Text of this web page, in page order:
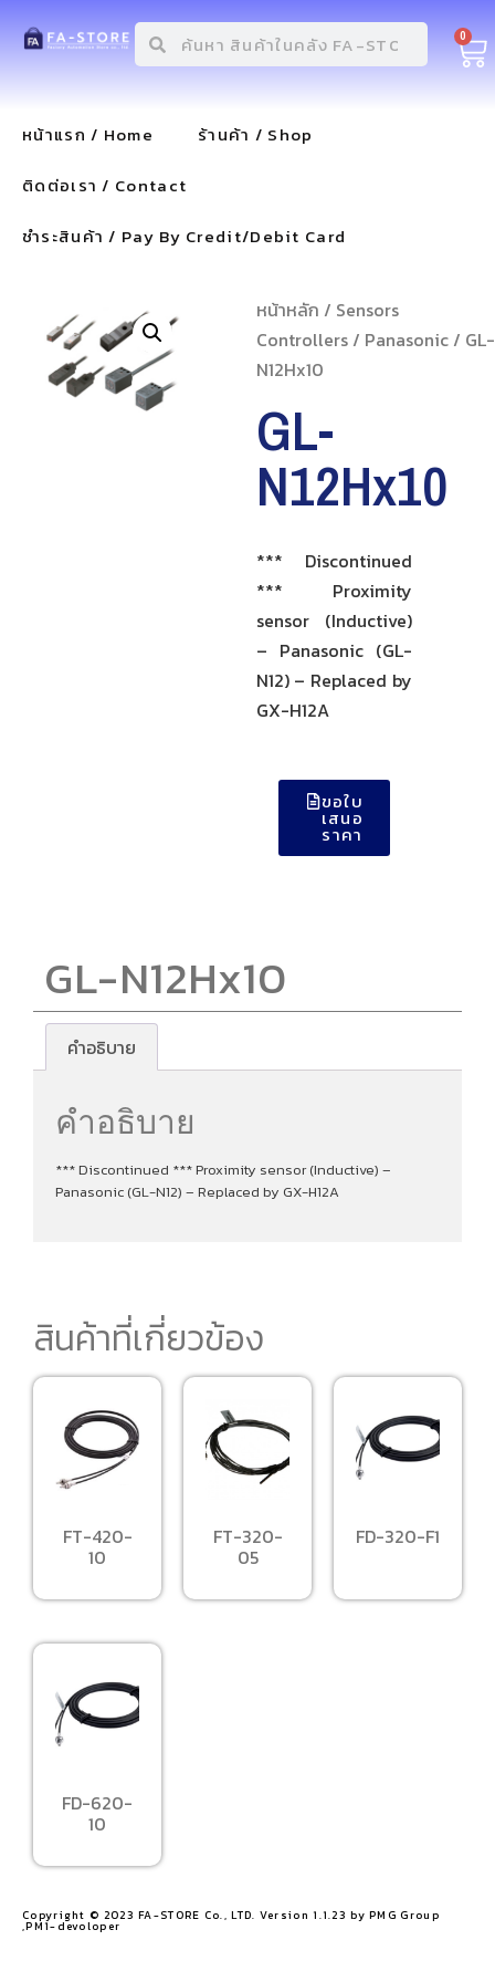
0
หน้าแรก / Home
ร้านค้า / Shop
ติดต่อเรา / Contact
ชำระสินค้า / Pay By Credit/Debit Card
หน้าหลัก / Sensors
Controllers/ Panasonic/ GL-
N12Hx10
GL-
N12Hx10
*** Discontinued
*** Proximity
sensor (Inductive)
– Panasonic (GL-
N12) – Replaced by
GX-H12A
ขอใบ
เสนอ
ราคา
GL-N12Hx10
คำอธิบาย
คำอธิบาย
*** Discontinued *** Proximity sensor (Inductive) –
Panasonic (GL-N12) – Replaced by GX-H12A
สินค้าที่เกี่ยวข้อง
FT-420-
10
FT-320-
05
FD-320-F1
FD-620-
10
Copyright © 2023 FA-STORE Co., LTD. Version 1.1.23 by PMG Group
,PM1-devoloper​